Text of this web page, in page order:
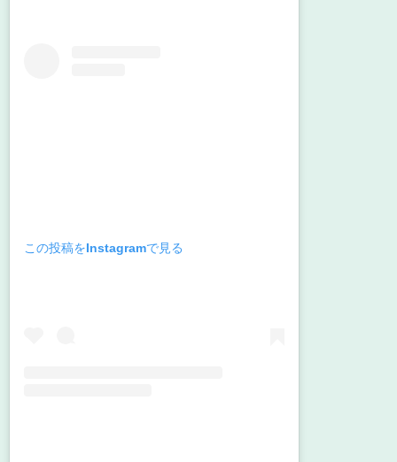
この投稿をInstagramで見る